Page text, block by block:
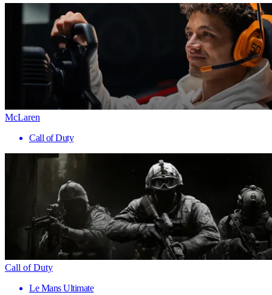
McLaren
Call of Duty
Call of Duty
Le Mans Ultimate